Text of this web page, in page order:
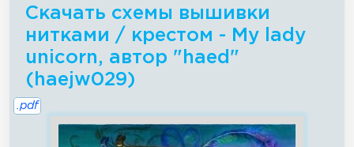
Скачать схемы вышивки
нитками / крестом - My lady
unicorn, автор "haed"
(haejw029)
.pdf